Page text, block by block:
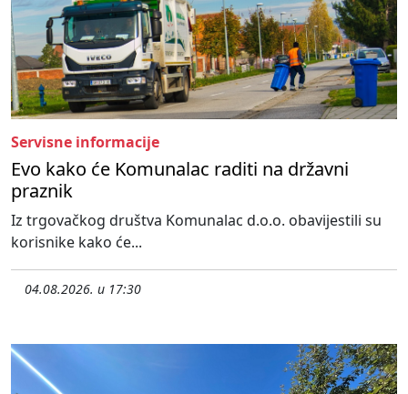
Servisne informacije
Evo kako će Komunalac raditi na državni
praznik
Iz trgovačkog društva Komunalac d.o.o. obavijestili su
korisnike kako će...
04.08.2026. u 17:30